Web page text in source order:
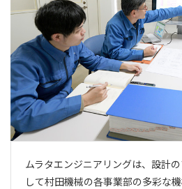
ムラタエンジニアリングは、設計
して村田機械の各事業部の多彩な